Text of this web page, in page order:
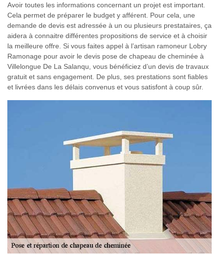
Avoir toutes les informations concernant un projet est important.
Cela permet de préparer le budget y afférent. Pour cela, une
demande de devis est adressée à un ou plusieurs prestataires, ça
aidera à connaitre différentes propositions de service et à choisir
la meilleure offre. Si vous faites appel à l’artisan ramoneur Lobry
Ramonage pour avoir le devis pose de chapeau de cheminée à
Villelongue De La Salanqu, vous bénéficiez d’un devis de travaux
gratuit et sans engagement. De plus, ses prestations sont fiables
et livrées dans les délais convenus et vous satisfont à coup sûr.